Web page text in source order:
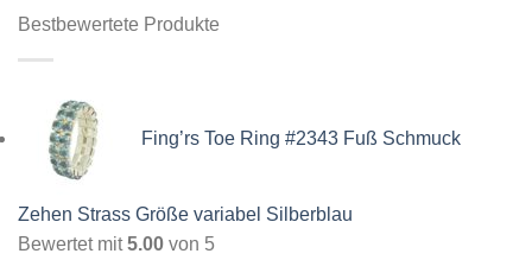
Bestbewertete Produkte
Fing’rs Toe Ring #2343 Fuß Schmuck
Zehen Strass Größe variabel Silberblau
Bewertet mit5.00 von 5